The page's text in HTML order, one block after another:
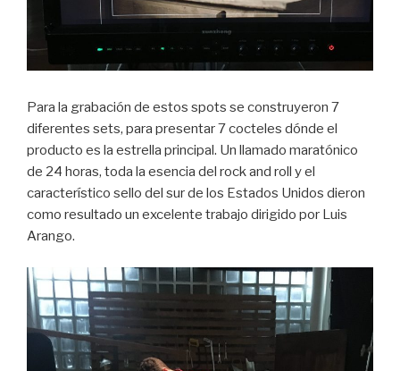
Para la grabación de estos spots se construyeron 7
diferentes sets, para presentar 7 cocteles dónde el
producto es la estrella principal. Un llamado maratónico
de 24 horas, toda la esencia del rock and roll y el
característico sello del sur de los Estados Unidos dieron
como resultado un excelente trabajo dirigido por Luis
Arango.